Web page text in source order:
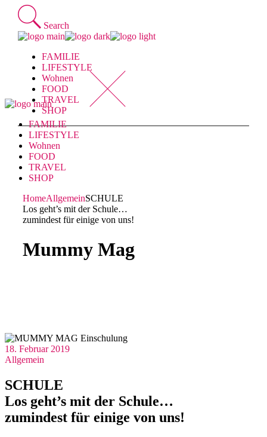
Skip
content
Search
FAMILIE
LIFESTYLE
Wohnen
FOOD
TRAVEL
SHOP
FAMILIE
LIFESTYLE
Wohnen
FOOD
TRAVEL
SHOP
HomeAllgemeinSCHULE
Los geht’s mit der Schule…
zumindest für einige von uns!
Mummy Mag
18. Februar 2019
Allgemein
SCHULE
Los geht’s mit der Schule…
zumindest für einige von uns!